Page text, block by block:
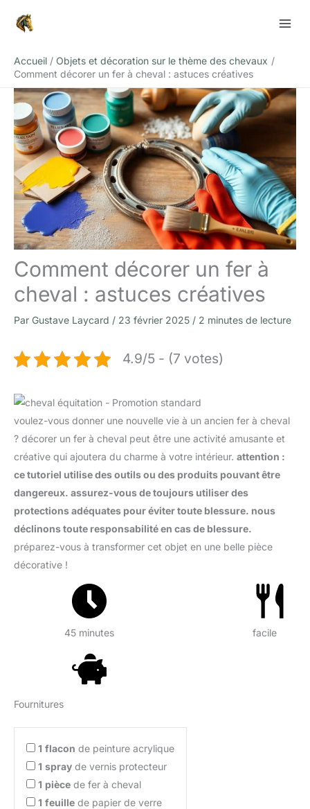
Accueil
Objets et décoration sur le thème des chevaux
Comment décorer un fer à cheval : astuces créatives
Comment décorer un fer à
cheval : astuces créatives
Par Gustave Laycard / 23 février 2025 / 2 minutes de lecture
4.9/5 - (7 votes)
voulez-vous donner une nouvelle vie à un ancien fer à cheval
? décorer un fer à cheval peut être une activité amusante et
créative qui ajoutera du charme à votre intérieur. attention :
ce tutoriel utilise des outils ou des produits pouvant être
dangereux. assurez-vous de toujours utiliser des
protections adéquates pour éviter toute blessure. nous
déclinons toute responsabilité en cas de blessure.
préparez-vous à transformer cet objet en une belle pièce
décorative !
45 minutes facile
Fournitures
1 flacon de peinture acrylique
1 spray de vernis protecteur
1 pièce de fer à cheval
1 feuille de papier de verre